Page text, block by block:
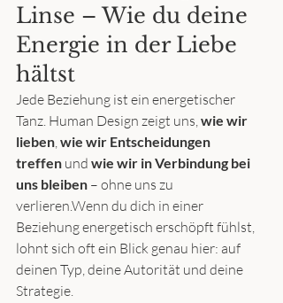
Linse – Wie du deine
Energie in der Liebe
hältst
Jede Beziehung ist ein energetischer
Tanz. Human Design zeigt uns, wie wir
lieben, wie wir Entscheidungen
treffen und wie wir in Verbindung bei
uns bleiben – ohne uns zu
verlieren.Wenn du dich in einer
Beziehung energetisch erschöpft fühlst,
lohnt sich oft ein Blick genau hier: auf
deinen Typ, deine Autorität und deine
Strategie.